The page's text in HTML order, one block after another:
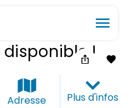
menu
!
ios_share favorite_border
Adresse Plus d'infos